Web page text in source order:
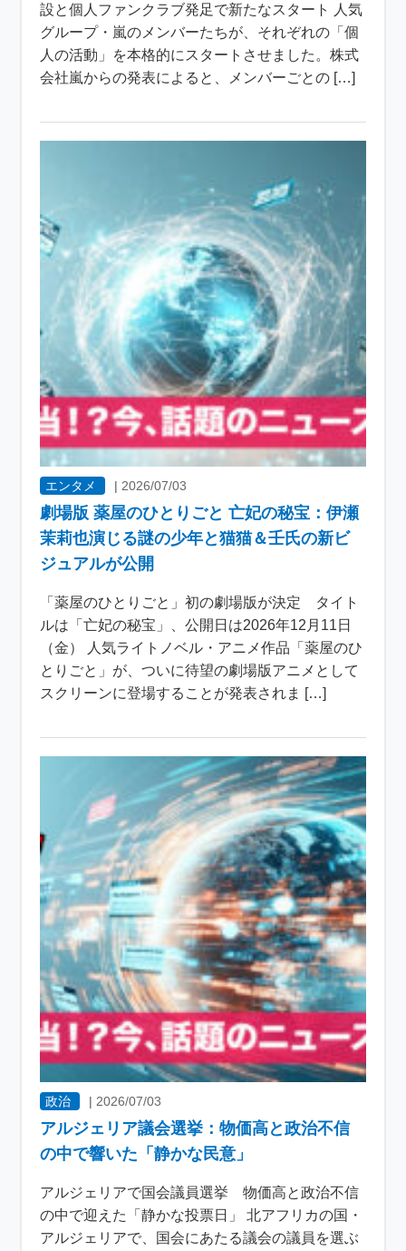
設と個人ファンクラブ発足で新たなスタート 人気
グループ・嵐のメンバーたちが、それぞれの「個
人の活動」を本格的にスタートさせました。株式
会社嵐からの発表によると、メンバーごとの […]
エンタメ | 2026/07/03
劇場版 薬屋のひとりごと 亡妃の秘宝：伊瀬
茉莉也演じる謎の少年と猫猫＆壬氏の新ビ
ジュアルが公開
「薬屋のひとりごと」初の劇場版が決定 タイト
ルは「亡妃の秘宝」、公開日は2026年12月11日
（金） 人気ライトノベル・アニメ作品「薬屋のひ
とりごと」が、ついに待望の劇場版アニメとして
スクリーンに登場することが発表されま […]
政治 | 2026/07/03
アルジェリア議会選挙：物価高と政治不信
の中で響いた「静かな民意」
アルジェリアで国会議員選挙 物価高と政治不信
の中で迎えた「静かな投票日」 北アフリカの国・
アルジェリアで、国会にあたる議会の議員を選ぶ